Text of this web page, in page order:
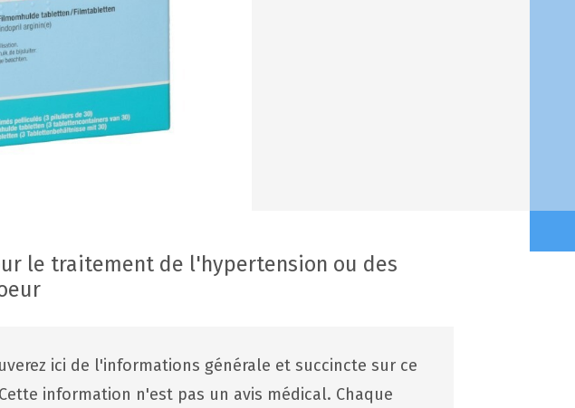
le traitement de l'hypertension ou des
ici de l'informations générale et succincte sur ce
information n'est pas un avis médical. Chaque